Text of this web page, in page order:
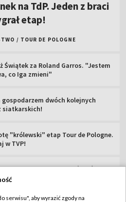
gospodarzem dwóch kolejnych
siatkarskich!
"królewski" etap Tour de Pologne.
na najsłynniejszej górze świata!
Samochodowe MP – 82. Rajd Polski
serwisu", aby wyrazić zgody na